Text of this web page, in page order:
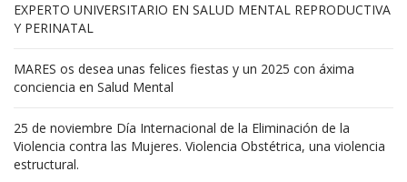
EXPERTO UNIVERSITARIO EN SALUD MENTAL REPRODUCTIVA
Y PERINATAL
MARES os desea unas felices fiestas y un 2025 con áxima
conciencia en Salud Mental
25 de noviembre Día Internacional de la Eliminación de la
Violencia contra las Mujeres. Violencia Obstétrica, una violencia
estructural.